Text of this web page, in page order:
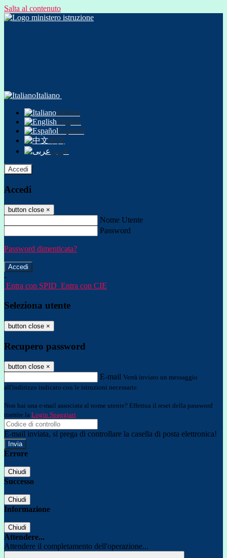
Salta al contenuto
Italiano
Italiano
English
Español
中文
عربى
Accedi
Accedi
button close ×
Nome Utente
Password
Password dimenticata?
-
Entra con SPID Entra con CIE
Seleziona utente
button close ×
Recupero password
button close ×
E-mail Verrà inviato un messaggio
all'indirizzo indicato con le istruzioni necessarie.
Non hai una e-mail associata al nome utente? Effettua il reset della password
tramite la Login Spaggiari
E-mail inviata, si prega di controllare la casella di posta elettronica!
Errore
Chiudi
Successo
Chiudi
Informazione
Chiudi
Attendere...
Attendere il completamento dell'operazione...